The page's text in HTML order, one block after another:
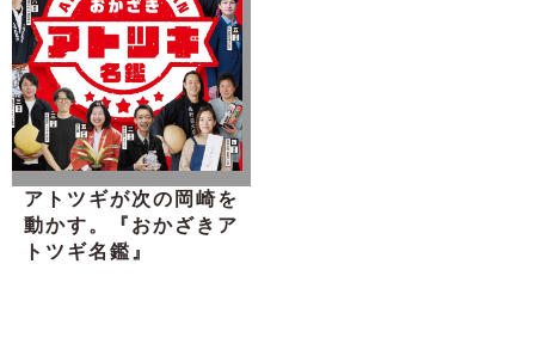
アトツギが次の岡崎を
動かす。『おかざきア
トツギ名鑑』